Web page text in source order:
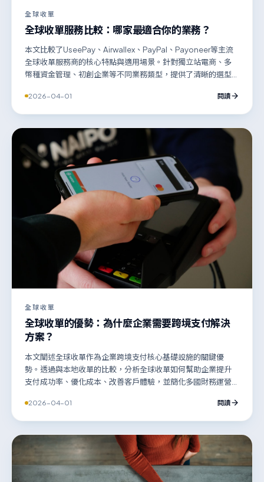
全球收單
全球收單服務比較：哪家最適合你的業務？
本文比較了UseePay、Airwallex、PayPal、Payoneer等主流
全球收單服務商的核心特點與適用場景。針對獨立站電商、多
幣種資金管理、初創企業等不同業務類型，提供了清晰的選型
轉需求，選擇最適合自身發展的全球收單解決方案。
2026-04-01 閱讀
全球收單
全球收單的優勢：為什麼企業需要跨境支付解決
方案？
本文闡述全球收單作為企業跨境支付核心基礎設施的關鍵優
勢。透過與本地收單的比較，分析全球收單如何幫助企業提升
支付成功率、優化成本、改善客戶體驗，並簡化多國財務運營
2026-04-01 閱讀